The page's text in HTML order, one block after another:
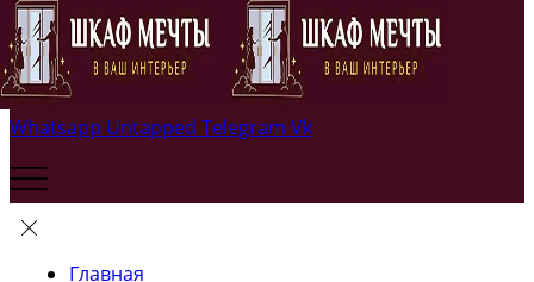
Whatsapp Untapped Telegram Vk
Главная